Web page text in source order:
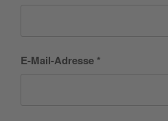
E-Mail-Adresse *